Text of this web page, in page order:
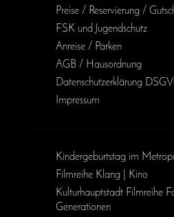
Preise / Reservierung /
FSK und Jugendschutz
Anreise / Parken
AGB / Haus­ordnung
Daten­schutz­erklärung
Impressum
Kinder­geburts­tag im
Filmreihe Klang | Kino
Kulturhauptstadt Filmreihe
Generationen